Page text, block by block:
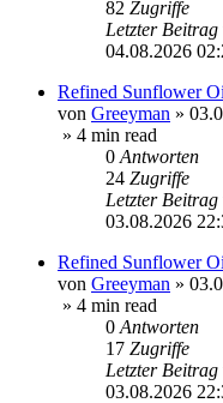
82 Zugriffe
Letzter Beitrag
04.08.2026
Refined Sunflower
von Greeyman »
» 4 min read
0 Antworten
24 Zugriffe
Letzter Beitrag
03.08.2026
Refined Sunflower
von Greeyman »
» 4 min read
0 Antworten
17 Zugriffe
Letzter Beitrag
03.08.2026